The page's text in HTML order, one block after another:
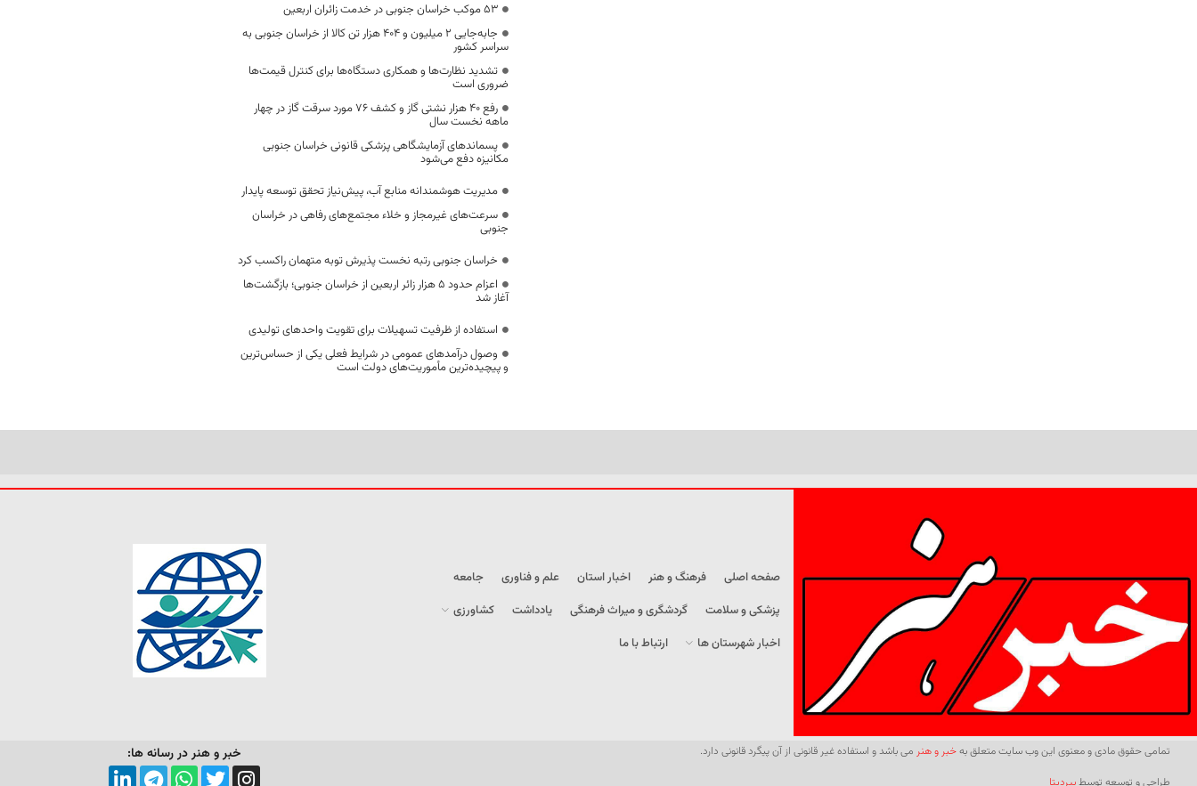
53 موکب خراسان جنوبی در خدمت زائران اربعین
جابه‌جایی 2 میلیون و 404 هزار تن کالا از خراسان جنوبی به
سراسر کشور
تشدید نظارت‌ها و همکاری دستگاه‌ها برای کنترل قیمت‌ها
ضروری است
رفع 40 هزار نشتی گاز و کشف 76 مورد سرقت گاز در چهار
ماهه نخست سال
پسماندهای آزمایشگاهی پزشکی قانونی خراسان جنوبی
مکانیزه دفع می‌شود
مدیریت هوشمندانه منابع آب، پیش‌نیاز تحقق توسعه پایدار
سرعت‌های غیرمجاز و خلاء مجتمع‌های رفاهی در خراسان
جنوبی
خراسان جنوبی رتبه نخست پذیرش توبه متهمان راکسب کرد
اعزام حدود 5 هزار زائر اربعین از خراسان جنوبی؛ بازگشت‌ها
آغاز شد
استفاده از ظرفیت تسهیلات برای تقویت واحدهای تولیدی
وصول درآمدهای عمومی در شرایط فعلی یکی از حساس‌ترین
و پیچیده‌ترین مأموریت‌های دولت است
صفحه اصلی فرهنگ و هنر اخبار استان علم و فناوری
جامعه
پزشکی و سلامت
گردشگری و میراث فرهنگی یادداشت
کشاورزی
اخبار شهرستان ها
ارتباط با ما
تمامی حقوق مادی و معنوی این وب سایت متعلق بهخبر و هنر می باشد و استفاده غیر قانونی از آن پیگرد قانونی دارد.
طراحی و توسعه توسطبیردیتا
خبر و هنر در رسانه ها: